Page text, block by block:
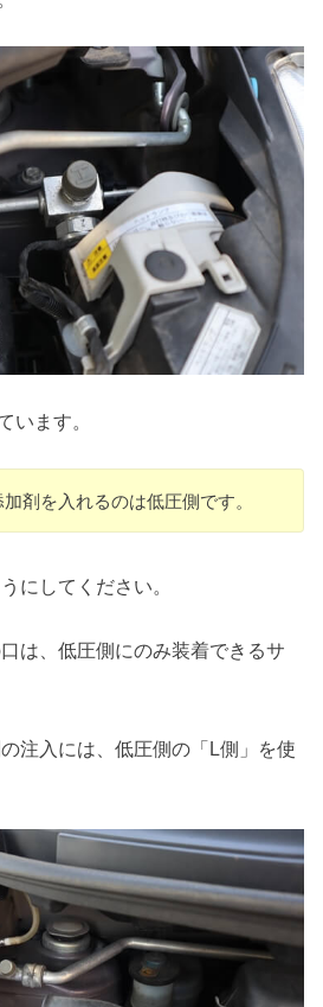
います。
剤を入れるのは低圧側です。
にしてください。
は、低圧側にのみ装着できるサ
注入には、低圧側の「L側」を使